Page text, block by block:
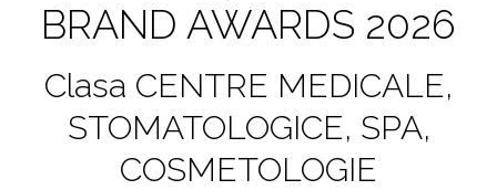
BRAND AWARDS 2026
Clasa CENTRE MEDICALE,
STOMATOLOGICE, SPA,
COSMETOLOGIE